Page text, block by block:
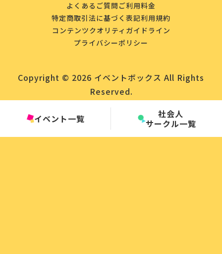
イベント一覧
社会人
サークル一覧
よくあるご質問 ご利用料金
特定商取引法に基づく表記利用規約
コンテンツクオリティガイドライン
プライバシーポリシー
Copyright © 2026 イベントボックス All Rights
Reserved.